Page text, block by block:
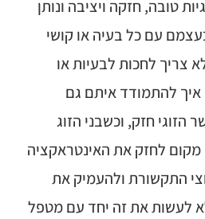
טובה, חזקה ויציבה ונותן
עם כל בעיה או קושי
צריך לחכות לבעיות או
להתמודד איתם גם
חזק, וכשבני הזוג
לחזק את האינטראקציה
התקשורת ולהעמיק את
לעשות את זה יחד עם מטפל